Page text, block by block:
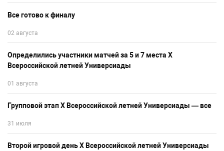
02 августа
Все готово к финалу
01 августа
Определились участники матчей за 5 и 7 места Х
Всероссийской летней Универсиады
31 июля
Групповой этап Х Всероссийской летней Универсиады — все
Второй игровой день Х Всероссийской летней Универсиады